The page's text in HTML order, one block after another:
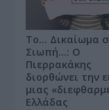
Το… Δικαίωμα
Σιωπή…: Ο
Πιερρακάκης
διορθώνει την
μιας
Ελλάδας